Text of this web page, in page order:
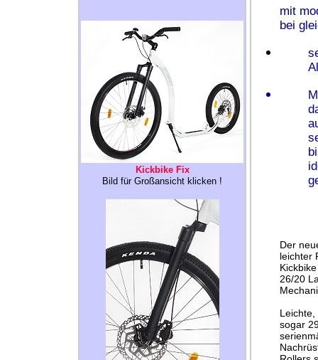
Kickbike Fix
Bild für Großansicht klicken !
mit
bei
Der
leichter
26/20
sogar